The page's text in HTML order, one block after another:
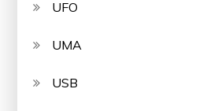
UFO
UMA
USB